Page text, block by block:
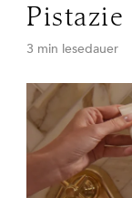
Pistazie
3 min lesedauer